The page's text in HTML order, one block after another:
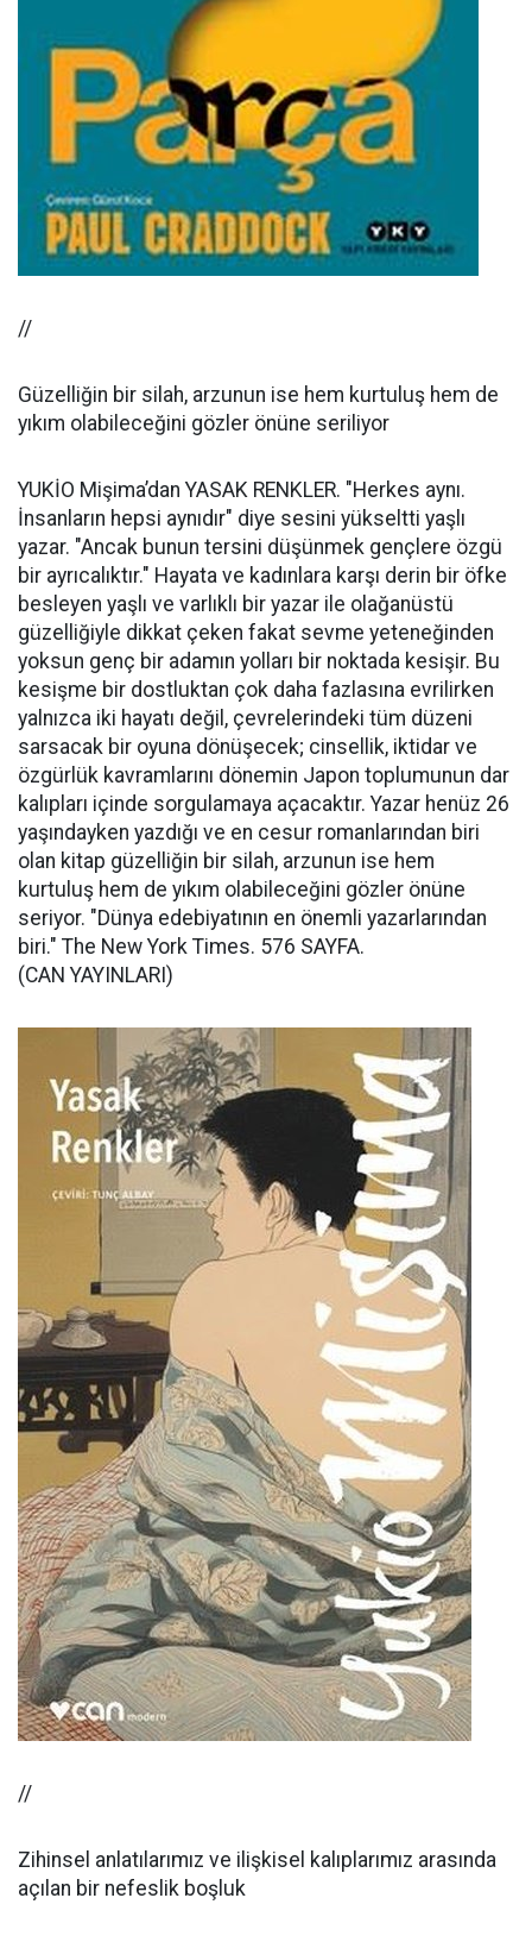
//
Güzelliğin bir silah, arzunun ise hem kurtuluş hem de
yıkım olabileceğini gözler önüne seriliyor
YUKİO Mişima’dan YASAK RENKLER. "Herkes aynı.
İnsanların hepsi aynıdır" diye sesini yükseltti yaşlı
yazar. "Ancak bunun tersini düşünmek gençlere özgü
bir ayrıcalıktır." Hayata ve kadınlara karşı derin bir öfke
besleyen yaşlı ve varlıklı bir yazar ile olağanüstü
güzelliğiyle dikkat çeken fakat sevme yeteneğinden
yoksun genç bir adamın yolları bir noktada kesişir. Bu
kesişme bir dostluktan çok daha fazlasına evrilirken
yalnızca iki hayatı değil, çevrelerindeki tüm düzeni
sarsacak bir oyuna dönüşecek; cinsellik, iktidar ve
özgürlük kavramlarını dönemin Japon toplumunun dar
kalıpları içinde sorgulamaya açacaktır. Yazar henüz 26
yaşındayken yazdığı ve en cesur romanlarından biri
olan kitap güzelliğin bir silah, arzunun ise hem
kurtuluş hem de yıkım olabileceğini gözler önüne
seriyor. "Dünya edebiyatının en önemli yazarlarından
biri." The New York Times. 576 SAYFA.
(CAN YAYINLARI)
//
Zihinsel anlatılarımız ve ilişkisel kalıplarımız arasında
açılan bir nefeslik boşluk